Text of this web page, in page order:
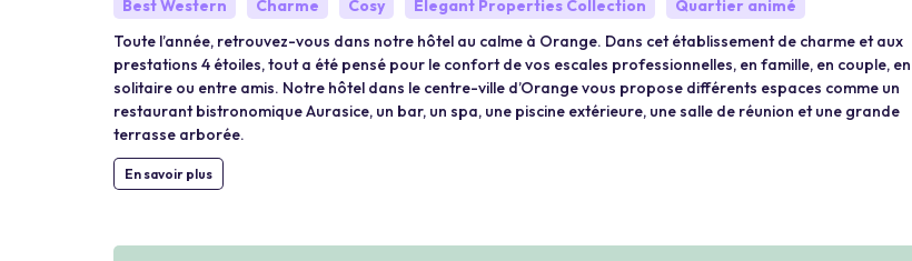
Best Western Charme Cosy Elegant Properties Collection
Quartier animé
Toute l’année, retrouvez-vous dans notre hôtel au calme à Orange. Dans cet établissement de charme et aux
prestations 4 étoiles, tout a été pensé pour le confort de vos escales professionnelles, en famille, en couple, en
solitaire ou entre amis. Notre hôtel dans le centre-ville d’Orange vous propose différents espaces comme un
restaurant bistronomique Aurasice, un bar, un spa, une piscine extérieure, une salle de réunion et une grande
terrasse arborée.
En savoir plus